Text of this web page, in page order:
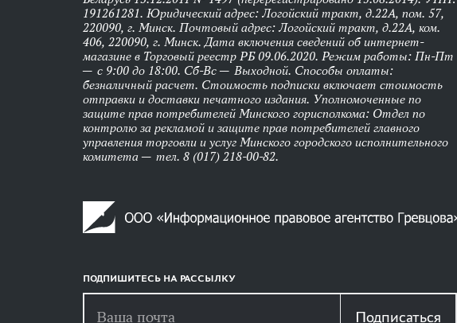
191261281. Юридический адрес: Логойский тракт, д.22А, пом. 57,
220090, г. Минск. Почтовый адрес: Логойский тракт, д.22А, ком.
406, 220090, г. Минск. Дата включения сведений об интернет-
магазине в Торговый реестр РБ 09.06.2020. Режим работы: Пн-Пт
— с 9:00 до 18:00. Сб-Вс — Выходной. Способы оплаты:
безналичный расчет. Стоимость подписки включает стоимость
отправки и доставки печатного издания. Уполномоченные по
защите прав потребителей Минского горисполкома: Отдел по
контролю за рекламой и защите прав потребителей главного
управления торговли и услуг Минского городского исполнительного
комитета — тел. 8 (017) 218-00-82.
ПОДПИШИТЕСЬ НА РАССЫЛКУ
Подписаться